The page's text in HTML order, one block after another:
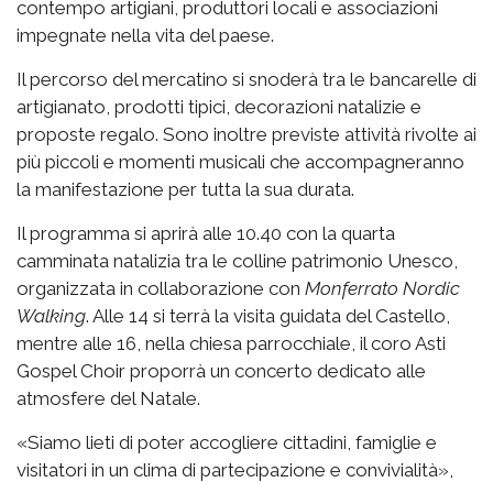
contempo artigiani, produttori locali e associazioni
impegnate nella vita del paese.
Il percorso del mercatino si snoderà tra le bancarelle di
artigianato, prodotti tipici, decorazioni natalizie e
proposte regalo. Sono inoltre previste attività rivolte ai
più piccoli e momenti musicali che accompagneranno
la manifestazione per tutta la sua durata.
Il programma si aprirà alle 10.40 con la quarta
camminata natalizia tra le colline patrimonio Unesco,
organizzata in collaborazione con Monferrato Nordic
Walking. Alle 14 si terrà la visita guidata del Castello,
mentre alle 16, nella chiesa parrocchiale, il coro Asti
Gospel Choir proporrà un concerto dedicato alle
atmosfere del Natale.
«Siamo lieti di poter accogliere cittadini, famiglie e
visitatori in un clima di partecipazione e convivialità»,